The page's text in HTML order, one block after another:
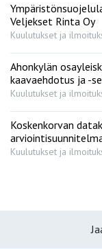
Veljekset Rinta Oy
Kuulutukset ja
Ahonkylän
kaavaehdotus ja -
Kuulutukset ja
Koskenkorvan
Kuulutukset ja